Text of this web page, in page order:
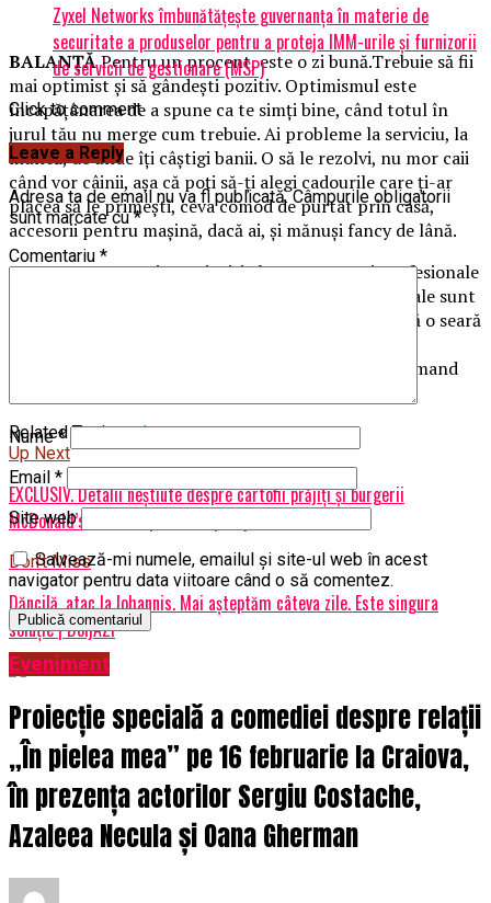
BALANŢĂPentru un procent, este o zi bună.Trebuie să fii
mai optimist şi să gândeşti pozitiv. Optimismul este
încapăţânarea de a spune ca te simţi bine, când totul în
jurul tău nu merge cum trebuie. Ai probleme la serviciu, la
muncă, de unde îţi câştigi banii. O să le rezolvi, nu mor caii
când vor câinii, aşa că poţi să-ţi alegi cadourile care ţi-ar
plăcea să le primeşti, ceva comod de purtat prin casă,
accesorii pentru maşină, dacă ai, şi mănuşi fancy de lână.
SCORPIONAnumite amintiri ale unor eşecuri profesionale
nu-ţi dau pace. Evenimentele, situaţiile şi emoţiile tale sunt
colorate ca un caleidoscop. Lasă totul deoparte şi fă o seară
lustruite! Cosmetice din seria cuir şi o tărie, îţi recomand
Related Topics:prima
Up Next
EXCLUSIV. Detalii neştiute despre cartofii prăjiţi şi burgerii
McDonald’s. Datele spun totul | DoljAZI
Don't Miss
Dăncilă, atac la Iohannis. Mai așteptăm câteva zile. Este singura
soluţie | DoljAZI
Zyxel Networks îmbunătățește guvernanța în materie de
securitate a produselor pentru a proteja IMM-urile și furnizorii
de servicii de gestionare (MSP)
Click to comment
Leave a Reply
Adresa ta de email nu va fi publicată. Câmpurile obligatorii
sunt marcate cu*
Comentariu *
Nume*
Email *
Site web
Salvează-mi numele, emailul și site-ul web în acest
navigator pentru data viitoare când o să comentez.
Eveniment
Proiecție specială a comediei despre relații
„În pielea mea” pe 16 februarie la Craiova,
în prezența actorilor Sergiu Costache,
Azaleea Necula și Oana Gherman